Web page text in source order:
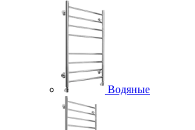
Водяные